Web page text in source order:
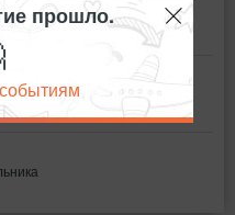
прошло.